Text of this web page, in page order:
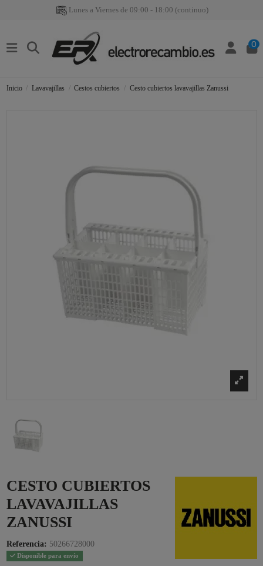
Lunes a Viernes de 09:00 - 18:00 (continuo)
0
Inicio Lavavajillas Cestos cubiertos Cesto cubiertos lavavajillas Zanussi
CESTO CUBIERTOS
LAVAVAJILLAS
ZANUSSI
Referencia: 50266728000
Disponible para envío